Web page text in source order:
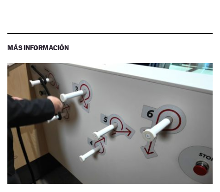
MÁS INFORMACIÓN